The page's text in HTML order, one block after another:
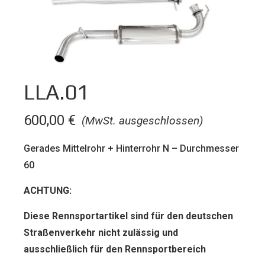
LLA.01
(MwSt. ausgeschlossen)
600,00 €
Gerades Mittelrohr + Hinterrohr N – Durchmesser
60
ACHTUNG:
Diese Rennsportartikel sind für den deut­schen
Straßenverkehr nicht zulässig und
ausschließlich für den Rennsportbereich